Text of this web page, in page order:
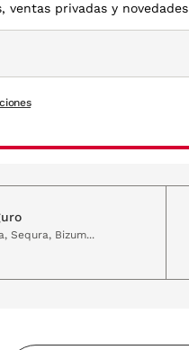
ventas privadas y novedades
Sequra, Bizum...